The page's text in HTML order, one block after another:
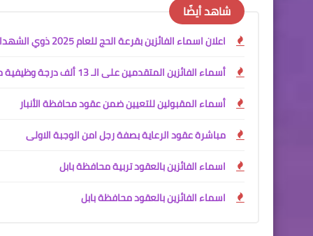
شاهد أيضًا
اعلان اسماء الفائزين بقرعة الحج للعام 2025 ذوي الشهداء
أسماء الفائزين المتقدمين على الـ 13 ألف درجة وظيفية محافظة البصرة
أسماء المقبولين للتعيين ضمن عقود محافظة الأنبار
مباشرة عقود الرعاية بصفة رجل امن الوجبة الاولى
اسماء الفائزين بالعقود تربية محافظة بابل
اسماء الفائزين بالعقود محافظة بابل